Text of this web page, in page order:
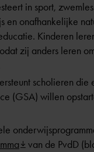
in sport,
en onafhankelijke
Kinderen
zij anders leren
scholieren die
(GSA) willen
van de PvdD